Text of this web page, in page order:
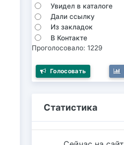
Увидел в каталоге
Дали ссылку
Из закладок
В Контакте
Проголосовало: 1229
Голосовать
Статистика